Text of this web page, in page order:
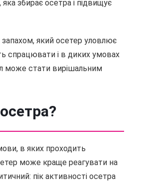
збирає осетра і підвищує
який осетер уловлює
спрацювати і в диких умовах
може стати вирішальним
в яких проходить
може краще реагувати на
пік активності осетра